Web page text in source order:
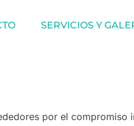
SERVICIOS Y
por el compromiso